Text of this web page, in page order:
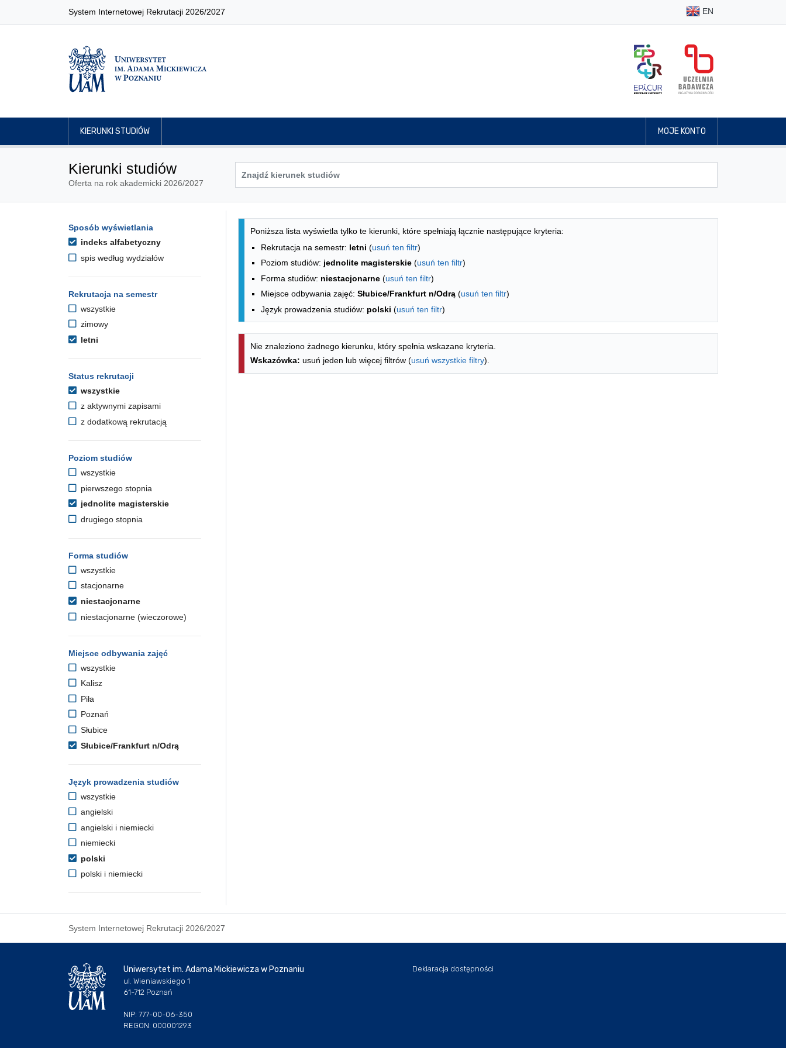
System Internetowej Rekrutacji 2026/2027 EN
KIERUNKI STUDIÓW MOJE KONTO
Kierunki studiów
Oferta na rok akademicki 2026/2027
Opcje filtrowania kierunków studiów
Przejdź do listy kierunków
Sposób wyświetlania
indeks alfabetyczny
spis według wydziałów
Rekrutacja na semestr
wszystkie
zimowy
letni
Status rekrutacji
wszystkie
z aktywnymi zapisami
z dodatkową rekrutacją
Poziom studiów
wszystkie
pierwszego stopnia
jednolite magisterskie
drugiego stopnia
Forma studiów
wszystkie
stacjonarne
niestacjonarne
niestacjonarne (wieczorowe)
Miejsce odbywania zajęć
wszystkie
Kalisz
Piła
Poznań
Słubice
Słubice/Frankfurt n/Odrą
Język prowadzenia studiów
wszystkie
angielski
angielski i niemiecki
niemiecki
polski
polski i niemiecki
Lista kierunków - indeks alfabetyczny
Poniższa lista wyświetla tylko te kierunki, które spełniają łącznie następujące kryteria:
Rekrutacja na semestr: letni (usuń ten filtr)
Poziom studiów: jednolite magisterskie (usuń ten filtr)
Forma studiów: niestacjonarne (usuń ten filtr)
Miejsce odbywania zajęć: Słubice/Frankfurt n/Odrą (usuń ten filtr)
Język prowadzenia studiów: polski (usuń ten filtr)
Nie znaleziono żadnego kierunku, który spełnia wskazane kryteria.
Wskazówka: usuń jeden lub więcej filtrów (usuń wszystkie filtry).
System Internetowej Rekrutacji 2026/2027
Uniwersytet im. Adama Mickiewicza w Poznaniu
ul. Wieniawskiego 1
61-712 Poznań
NIP: 777-00-06-350
REGON: 000001293
Deklaracja dostępności